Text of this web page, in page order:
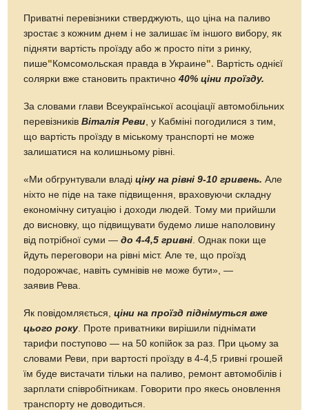
Приватні перевізники стверджують, що ціна на паливо
зростає з кожним днем ​​і не залишає їм іншого вибору, як
підняти вартість проїзду або ж просто піти з ринку,
пише" Комсомольская правда в Украине". Вартість однієї
солярки вже становить практично40% ціни проїзду.
За словами глави Всеукраїнської асоціації автомобільних
перевізниківВіталія Реви , у Кабміні погодилися з тим,
що вартість проїзду в міському транспорті не може
залишатися на колишньому рівні.
«Ми обгрунтували владіціну на рівні 9-10 гривень. Але
ніхто не піде на таке підвищення, враховуючи складну
економічну ситуацію і доходи людей. Тому ми прийшли
до висновку, що підвищувати будемо лише наполовину
від потрібної суми —до 4-4,5 гривні . Однак поки ще
йдуть переговори на рівні міст. Але те, що проїзд
подорожчає, навіть сумнівів не може бути», —
заявив Рева.
Як повідомляється,ціни на проїзд піднімуться вже
цього року . Проте приватники вирішили піднімати
тарифи поступово — на 50 копійок за раз. При цьому за
словами Реви, при вартості проїзду в 4-4,5 гривні грошей
їм буде вистачати тільки на паливо, ремонт автомобілів і
зарплати співробітникам. Говорити про якесь оновлення
транспорту не доводиться.